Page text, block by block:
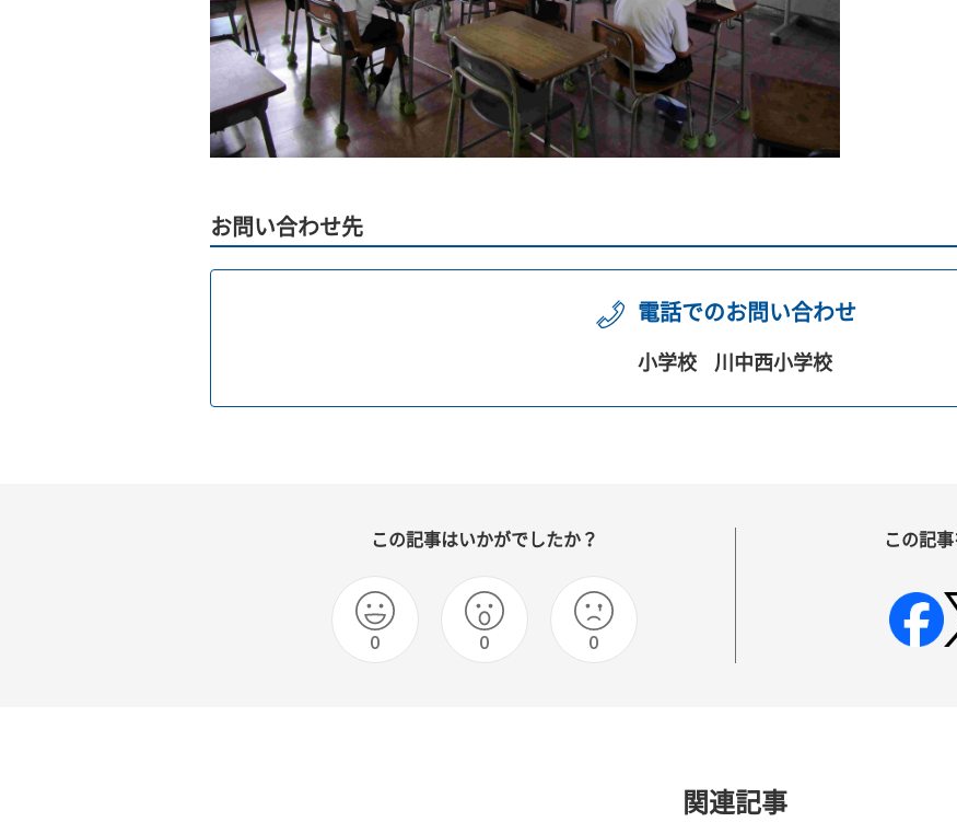
お問い合わせ先
電話でのお問い合わせ
小学校 川中西小学校
この記事はいかがでしたか？
0 0 0
この記
関連記事